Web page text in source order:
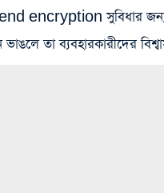
encryption সুবিধার জন্য
তা ব্যবহারকারীদের